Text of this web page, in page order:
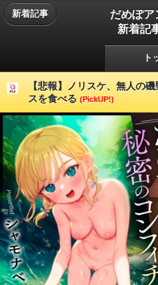
新着記事
だめぽア
新着記
ト
【悲報】ノリスケ、無人の
スを食べる (PickUP!)